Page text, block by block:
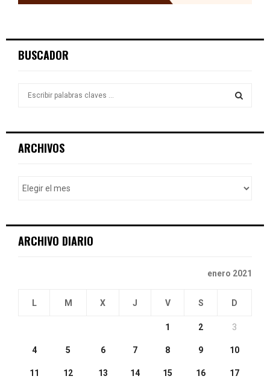
BUSCADOR
h
ARCHIVOS
ARCHIVO DIARIO
enero 2021
L M X J V S D
1 2 3
4 5 6 7 8 9 10
11 12 13 14 15 16 17